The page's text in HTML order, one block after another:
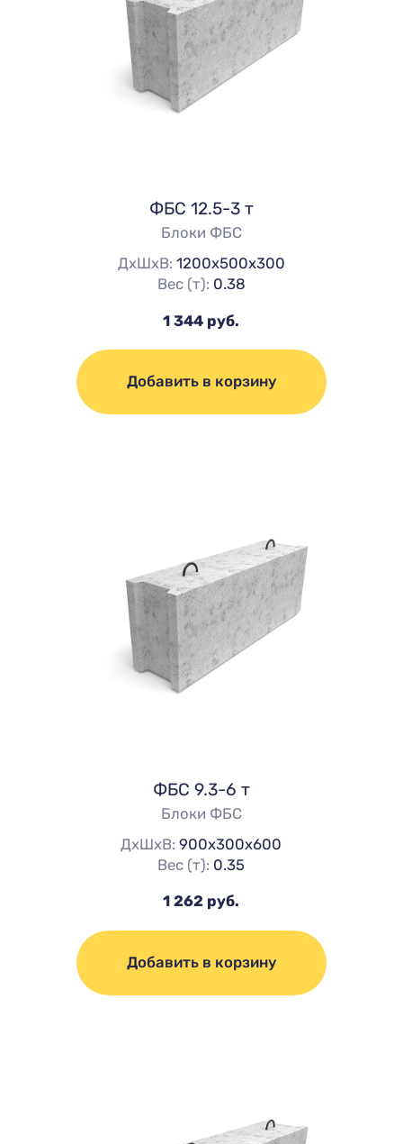
ФБС 12.5-3 т
Блоки ФБС
ДхШхВ: 1200х500х300
Вес (т): 0.38
1 344 руб.
Добавить в корзину
ФБС 9.3-6 т
Блоки ФБС
ДхШхВ:900х300х600
Вес (т): 0.35
1 262 руб.
Добавить в корзину